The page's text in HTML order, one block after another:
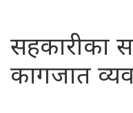
सहकारीका
कागजात